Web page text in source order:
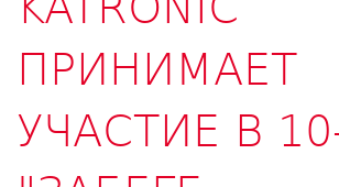
ПРИНИМАЕТ
УЧАСТИЕ В